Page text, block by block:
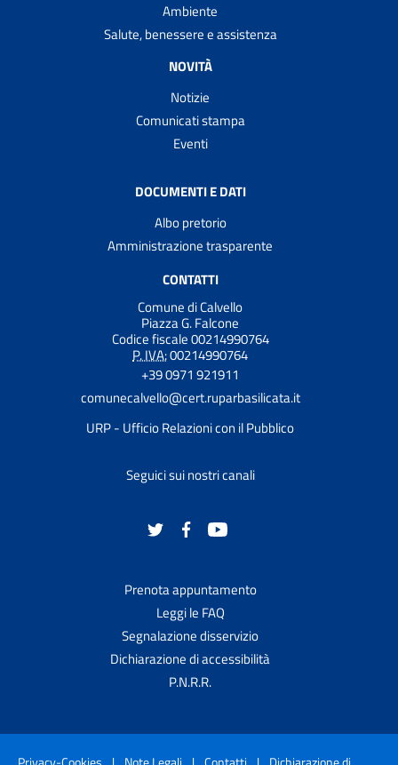
Ambiente
Salute, benessere e assistenza
NOVITÀ
Notizie
Comunicati stampa
Eventi
DOCUMENTI E DATI
Albo pretorio
Amministrazione trasparente
CONTATTI
Comune di Calvello
Piazza G. Falcone
Codice fiscale 00214990764
P. IVA:00214990764
+39 0971 921911
comunecalvello@cert.ruparbasilicata.it
URP - Ufficio Relazioni con il Pubblico
Seguici sui nostri canali
Prenota appuntamento
Leggi le FAQ
Segnalazione disservizio
Dichiarazione di accessibilità
P.N.R.R.